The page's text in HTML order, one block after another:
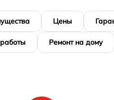
Цены
Ремонт на дому